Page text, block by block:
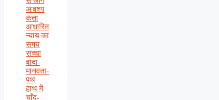
आवश्य
कता
आधारित
न्याय का
समय
सच्चा
वादा-
मानवता-
पथ
हाथ में
चाँद-